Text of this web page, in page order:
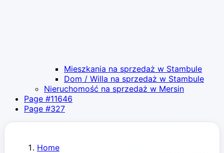
Mieszkania na sprzedaż w Stambule
Dom / Willa na sprzedaż w Stambule
Nieruchomość na sprzedaż w Mersin
Page #11646
Page #327
Home